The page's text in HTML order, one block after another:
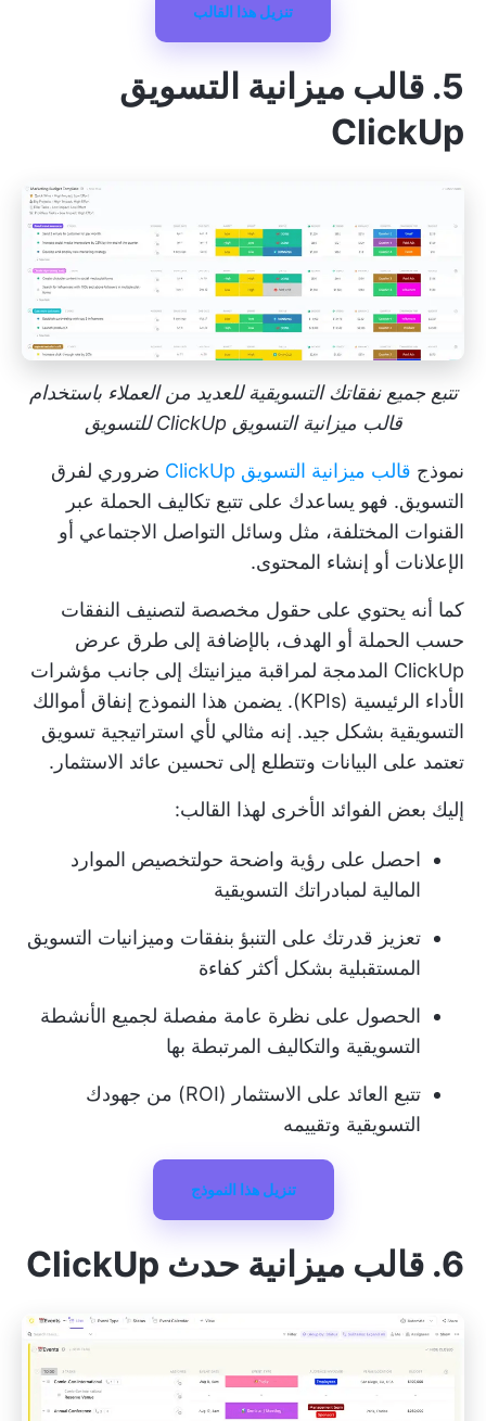
تنزيل هذا القالب
5. قالب ميزانية التسويق
ClickUp
تتبع جميع نفقاتك التسويقية للعديد من العملاء باستخدام
قالب ميزانية التسويق ClickUp للتسويق
نموذج قالب ميزانية التسويق ClickUp
ضروري لفرق
التسويق. فهو يساعدك على تتبع تكاليف الحملة عبر
القنوات المختلفة، مثل وسائل التواصل الاجتماعي أو
الإعلانات أو إنشاء المحتوى.
كما أنه يحتوي على حقول مخصصة لتصنيف النفقات
حسب الحملة أو الهدف، بالإضافة إلى طرق عرض
ClickUp المدمجة لمراقبة ميزانيتك إلى جانب مؤشرات
الأداء الرئيسية (KPIs). يضمن هذا النموذج إنفاق أموالك
التسويقية بشكل جيد. إنه مثالي لأي استراتيجية تسويق
تعتمد على البيانات وتتطلع إلى تحسين عائد الاستثمار.
إليك بعض الفوائد الأخرى لهذا القالب:
احصل على رؤية واضحة حولتخصيص الموارد
المالية لمبادراتك التسويقية
تعزيز قدرتك على التنبؤ بنفقات وميزانيات التسويق
المستقبلية بشكل أكثر كفاءة
الحصول على نظرة عامة مفصلة لجميع الأنشطة
التسويقية والتكاليف المرتبطة بها
تتبع العائد على الاستثمار (ROI) من جهودك
التسويقية وتقييمه
تنزيل هذا النموذج
6. قالب ميزانية حدث ClickUp